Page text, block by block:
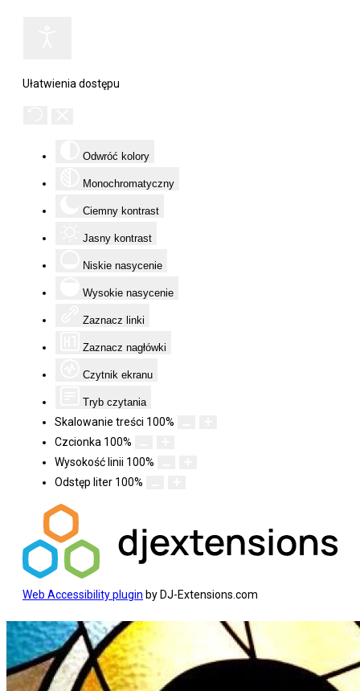
Ułatwienia dostępu
Odwróć kolory
Monochromatyczny
Ciemny kontrast
Jasny kontrast
Niskie nasycenie
Wysokie nasycenie
Zaznacz linki
Zaznacz nagłówki
Czytnik ekranu
Tryb czytania
Skalowanie treści 100%
Czcionka 100%
Wysokość linii 100%
Odstęp liter 100%
Web Accessibility plugin by DJ-Extensions.com
Koniec
treści